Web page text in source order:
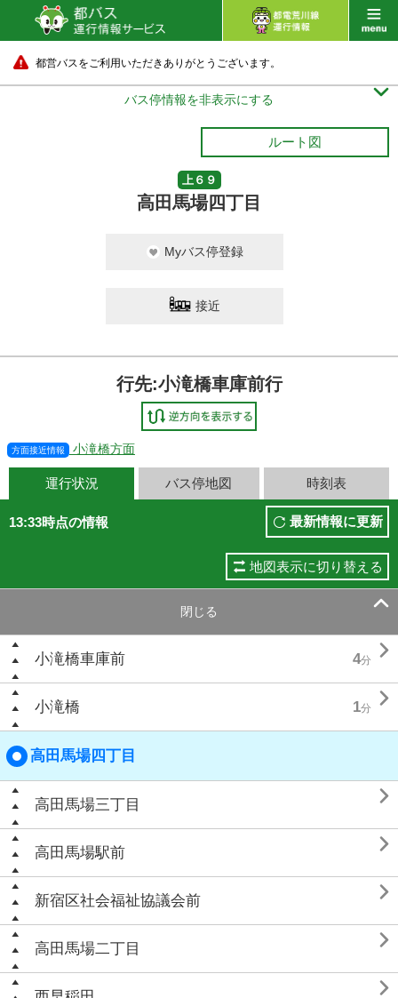
都営バスをご利用いただきありがとうございます。
バス停情報を非表示にする 
ルート図
上６９
高田馬場四丁目
Myバス停登録
接近
行先:小滝橋車庫前行
方面接近情報 小滝橋方面
運行状況 バス停地図 時刻表
13:33時点の情報 最新情報に更新
地図表示に切り替える
閉じる 
小滝橋車庫前 4分 
小滝橋 1分 
高田馬場四丁目
高田馬場三丁目 
高田馬場駅前 
新宿区社会福祉協議会前 
高田馬場二丁目 
